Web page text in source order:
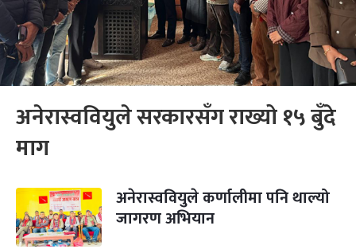
अनेरास्ववियुले सरकारसँग राख्यो १५ बुँदे
माग
अनेरास्ववियुले कर्णालीमा पनि थाल्यो
जागरण अभियान